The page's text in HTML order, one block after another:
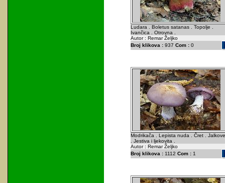
Ludara . Boletus satanas . Topolje .
Ivančica . Otrovna .
Autor : Remar Željko
Broj klikova :937 Com :0
Modrikača . Lepista nuda . Čret .
. Jestiva i ljekovita .
Autor : Remar Željko
Broj klikova :1112 Com :1